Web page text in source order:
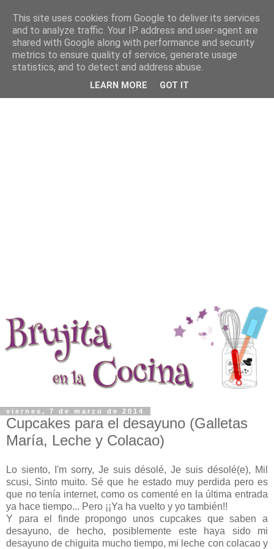
viernes, 7 de marzo de 2014
Cupcakes para el desayuno (Galletas
María, Leche y Colacao)
Lo siento, I'm sorry, Je suis désolé,Je suis désolé(e), Mil
scusi, Sinto muito. Sé que he estado muy perdida pero es
que no tenía internet, como os comenté en la última entrada
ya hace tiempo... Pero ¡¡Ya ha vuelto y yo también!!
Y para el finde propongo unos cupcakes que saben a
desayuno, de hecho, posiblemente este haya sido mi
desayuno de chiguita mucho tiempo, mi leche con colacao y
This site uses cookies from Google to deliver its services
and to analyze traffic. Your IP address and user-agent are
shared with Google along with performance and security
metrics to ensure quality of service, generate usage
statistics, and to detect and address abuse.
LEARN MORE GOT IT